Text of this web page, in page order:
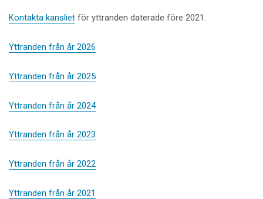
Kontakta kanslietför yttranden daterade före 2021.
Yttranden från år 2026
Yttranden från år 2025
Yttranden från år 2024
Yttranden från år 2023
Yttranden från år 2022
Yttranden från år 2021